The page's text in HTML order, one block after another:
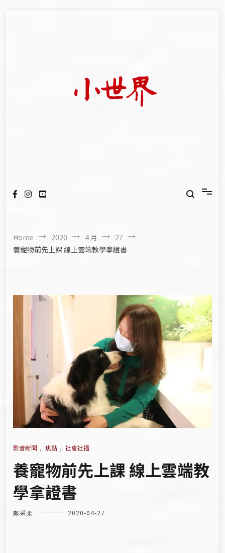
Home 2020 4 月
27
養寵物前先上課 線上雲端教學拿證書
影音新聞 , 焦點 , 社會社福
養寵物前先上課 線上雲端教
學拿證書
鄭采柔 2020-04-27